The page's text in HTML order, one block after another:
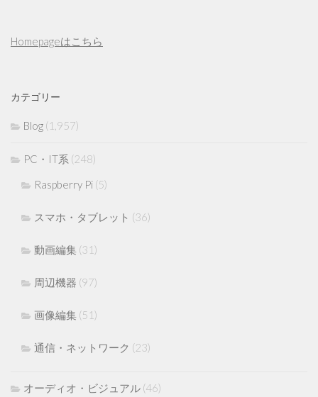
Homepageはこちら
カテゴリー
Blog (1,957)
PC・IT系 (248)
Raspberry Pi (5)
スマホ・タブレット (36)
動画編集 (31)
周辺機器 (97)
画像編集 (51)
通信・ネットワーク (23)
オーディオ・ビジュアル (46)